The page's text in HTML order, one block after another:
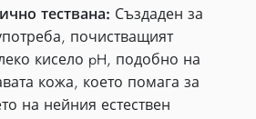
тествана: Създаден за
почистващият
кисело pH, подобно на
кожа, което помага за
на нейния естествен